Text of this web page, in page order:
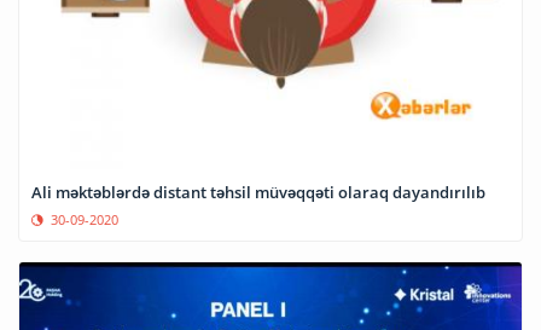
Ali məktəblərdə distant təhsil müvəqqəti olaraq dayandırılıb
30-09-2020